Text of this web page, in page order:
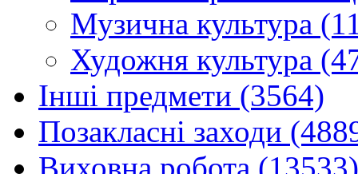
Музична культура
Художня культура
Інші предмети (3564)
Позакласні заходи